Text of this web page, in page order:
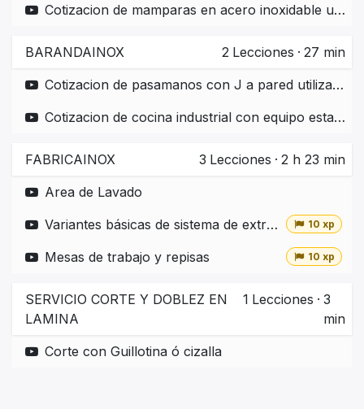
Cotizacion de mamparas en acero inoxidable utilizando plantilla de cotizador
BARANDAINOX 2 Lecciones · 27 min
Cotizacion de pasamanos con J a pared utilizando plantilla
Cotizacion de cocina industrial con equipo estandar
FABRICAINOX 3 Lecciones · 2 h 23 min
Area de Lavado
Variantes básicas de sistema de extracción
10 xp
Mesas de trabajo y repisas 10 xp
SERVICIO CORTE Y DOBLEZ EN
LAMINA
1 Lecciones · 3
min
Corte con Guillotina ó cizalla